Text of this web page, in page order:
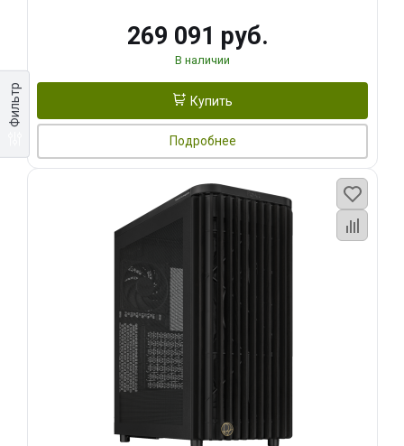
Фильтр
269 091 руб.
В наличии
Купить
Подробнее